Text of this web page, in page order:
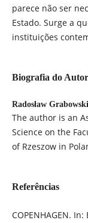
parece não ser
Estado. Surge a
instituições
Biografia do Autor
Radosław
The author is an
Science on the
of Rzeszow in
Referências
COPENHAGEN.